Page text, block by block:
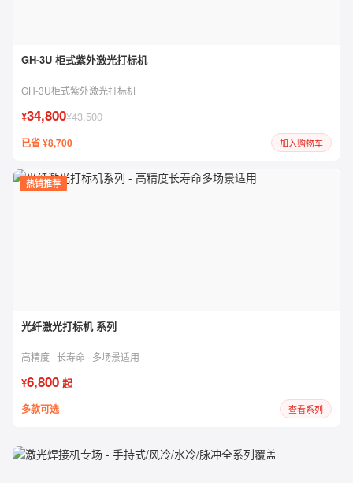
GH-3U 柜式紫外激光打标机
GH-3U柜式紫外激光打标机
¥34,800¥43,500
已省 ¥8,700 加入购物车
热销推荐
光纤激光打标机 系列
高精度 · 长寿命 · 多场景适用
¥6,800 起
多款可选 查看系列